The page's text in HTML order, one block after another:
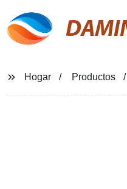
Hogar Productos